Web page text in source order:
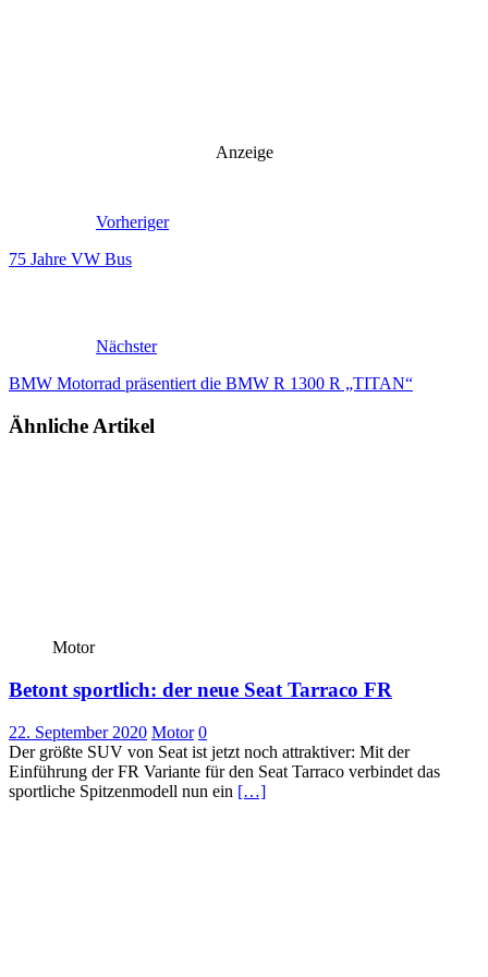
Anzeige
Vorheriger
75 Jahre VW Bus
Nächster
BMW Motorrad präsentiert die BMW R 1300 R „TITAN“
Ähnliche Artikel
Motor
Betont sportlich: der neue Seat Tarraco FR
22. September 2020 Motor 0
Der größte SUV von Seat ist jetzt noch attraktiver: Mit der
Einführung der FR Variante für den Seat Tarraco verbindet das
sportliche Spitzenmodell nun ein […]